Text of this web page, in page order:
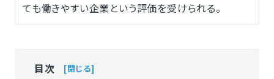
ても働きやすい企業という評価を受けられる。
目次 閉じる